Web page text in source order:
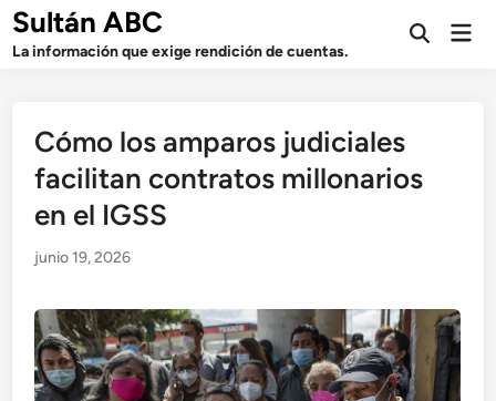
Saltar
contenido
Sultán ABC
La información que exige rendición de cuentas.
Abrir
Cómo los amparos judiciales
facilitan contratos millonarios
en el IGSS
junio 19, 2026